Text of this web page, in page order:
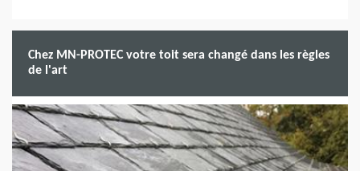
Chez MN-PROTEC votre toit sera changé dans les règles
de l'art